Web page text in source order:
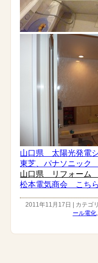
山口県 太陽光発電
東芝、パナソニック
山口県 リフォーム
松本電気商会 こちら
2011年11月17日 | カテゴ
ール電化,